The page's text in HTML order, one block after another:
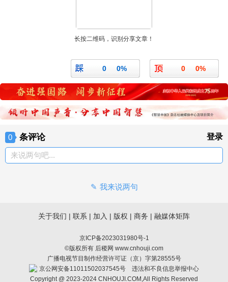
长按二维码，识别分享文章！
0 0%
0 0%
0 条评论 登录
来说两句吧...
我来说两句
关于我们 | 联系 | 加入 | 版权 | 商务 | 融媒体矩阵
京ICP备2023031980号-1
©版权所有 后稷网 www.cnhouji.com
广播电视节目制作经营许可证（京）字第28555号
京公网安备11011502037545号
违法和不良信息举报中心
Copyright @ 2023-2024 CNHOUJI.COM,All Rights Reserved